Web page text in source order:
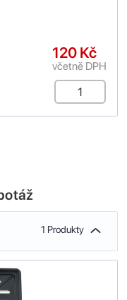
120 Kč
včetně DPH
1 Produkty